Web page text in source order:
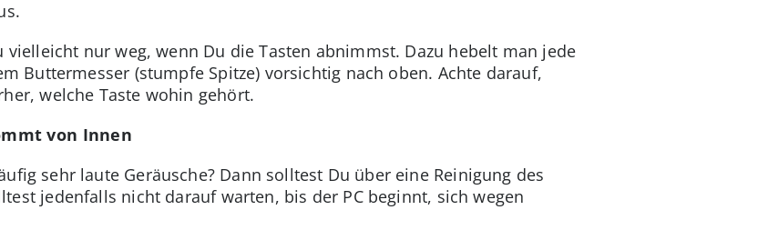
vielleicht nur weg, wenn Du die Tasten abnimmst. Dazu hebelt man jede
Buttermesser (stumpfe Spitze) vorsichtig nach oben. Achte darauf,
welche Taste wohin gehört.
von Innen
sehr laute Geräusche? Dann solltest Du über eine Reinigung des
jedenfalls nicht darauf warten, bis der PC beginnt, sich wegen